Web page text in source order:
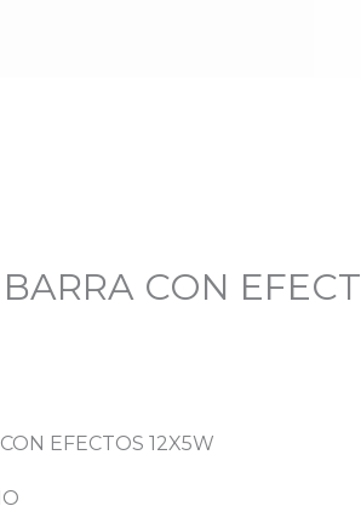
CON
EFECTOS 12X5W